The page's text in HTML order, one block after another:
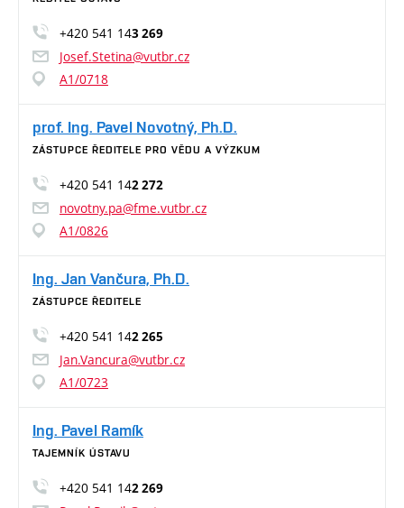
+420 541 143 269
Josef.Stetina@vutbr.cz
A1/0718
prof. Ing. Pavel Novotný, Ph.D.
ZÁSTUPCE ŘEDITELE PRO VĚDU A VÝZKUM
+420 541 142 272
novotny.pa@fme.vutbr.cz
A1/0826
Ing. Jan Vančura, Ph.D.
ZÁSTUPCE ŘEDITELE
+420 541 142 265
Jan.Vancura@vutbr.cz
A1/0723
Ing. Pavel Ramík
TAJEMNÍK ÚSTAVU
+420 541 142 269